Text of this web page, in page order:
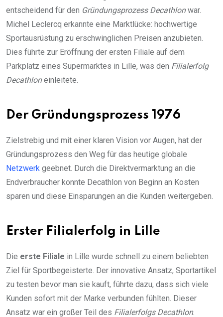
entscheidend für den Gründungsprozess Decathlonwar.
Michel Leclercq erkannte eine Marktlücke: hochwertige
Sportausrüstung zu erschwinglichen Preisen anzubieten.
Dies führte zur Eröffnung der ersten Filiale auf dem
Parkplatz eines Supermarktes in Lille, was den Filialerfolg
Decathloneinleitete.
Der Gründungsprozess 1976
Zielstrebig und mit einer klaren Vision vor Augen, hat der
Gründungsprozess den Weg für das heutige globale
Netzwerk geebnet. Durch die Direktvermarktung an die
Endverbraucher konnte Decathlon von Beginn an Kosten
sparen und diese Einsparungen an die Kunden weitergeben.
Erster Filialerfolg in Lille
Die erste Filiale in Lille wurde schnell zu einem beliebten
Ziel für Sportbegeisterte. Der innovative Ansatz, Sportartikel
zu testen bevor man sie kauft, führte dazu, dass sich viele
Kunden sofort mit der Marke verbunden fühlten. Dieser
Ansatz war ein großer Teil des Filialerfolgs Decathlon.